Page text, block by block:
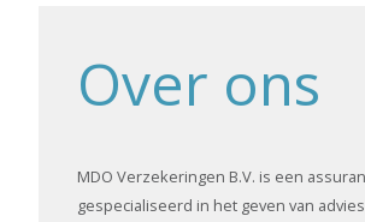
Over ons
MDO Verzekeringen B.V. is een
gespecialiseerd in het geven van